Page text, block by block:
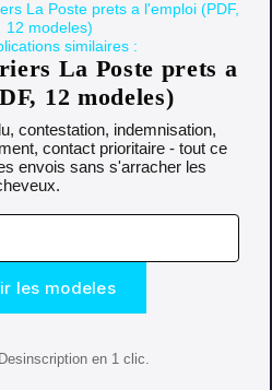
La Poste prets a l'emploi (PDF,
12 modeles)
similaires :
La Poste prets a
12 modeles)
contestation, indemnisation,
contact prioritaire - tout ce
envois sans s'arracher les
les modeles
en 1 clic.